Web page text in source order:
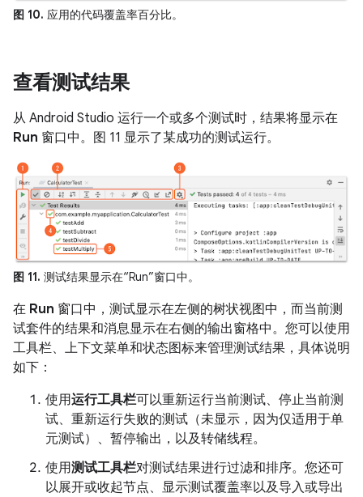
图 10. 应用的代码覆盖率百分比。
查看测试结果
从 Android Studio 运行一个或多个测试时，结果将显示在
Run 窗口中。图 11 显示了某成功的测试运行。
图 11. 测试结果显示在“Run”窗口中。
在 Run 窗口中，测试显示在左侧的树状视图中，而当前测
试套件的结果和消息显示在右侧的输出窗格中。您可以使用
工具栏、上下文菜单和状态图标来管理测试结果，具体说明
如下：
使用运行工具栏可以重新运行当前测试、停止当前测
试、重新运行失败的测试（未显示，因为仅适用于单
元测试）、暂停输出，以及转储线程。
使用测试工具栏对测试结果进行过滤和排序。您还可
以展开或收起节点、显示测试覆盖率以及导入或导出